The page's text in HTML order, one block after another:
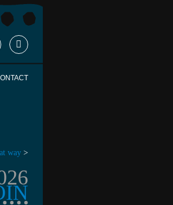
way >